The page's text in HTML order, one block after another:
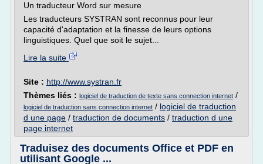
Un traducteur Word sur mesure
Les traducteurs SYSTRAN sont reconnus pour leur
capacité d'adaptation et la finesse de leurs options
linguistiques. Quel que soit le sujet...
Lire la suite
Site : http://www.systran.fr
Thèmes liés : logiciel de traduction de texte sans connection internet /
logiciel de traduction sans connection internet / logiciel de traduction
d une page / traduction de documents / traduction d une
page internet
Traduisez des documents Office et PDF en
utilisant Google ...